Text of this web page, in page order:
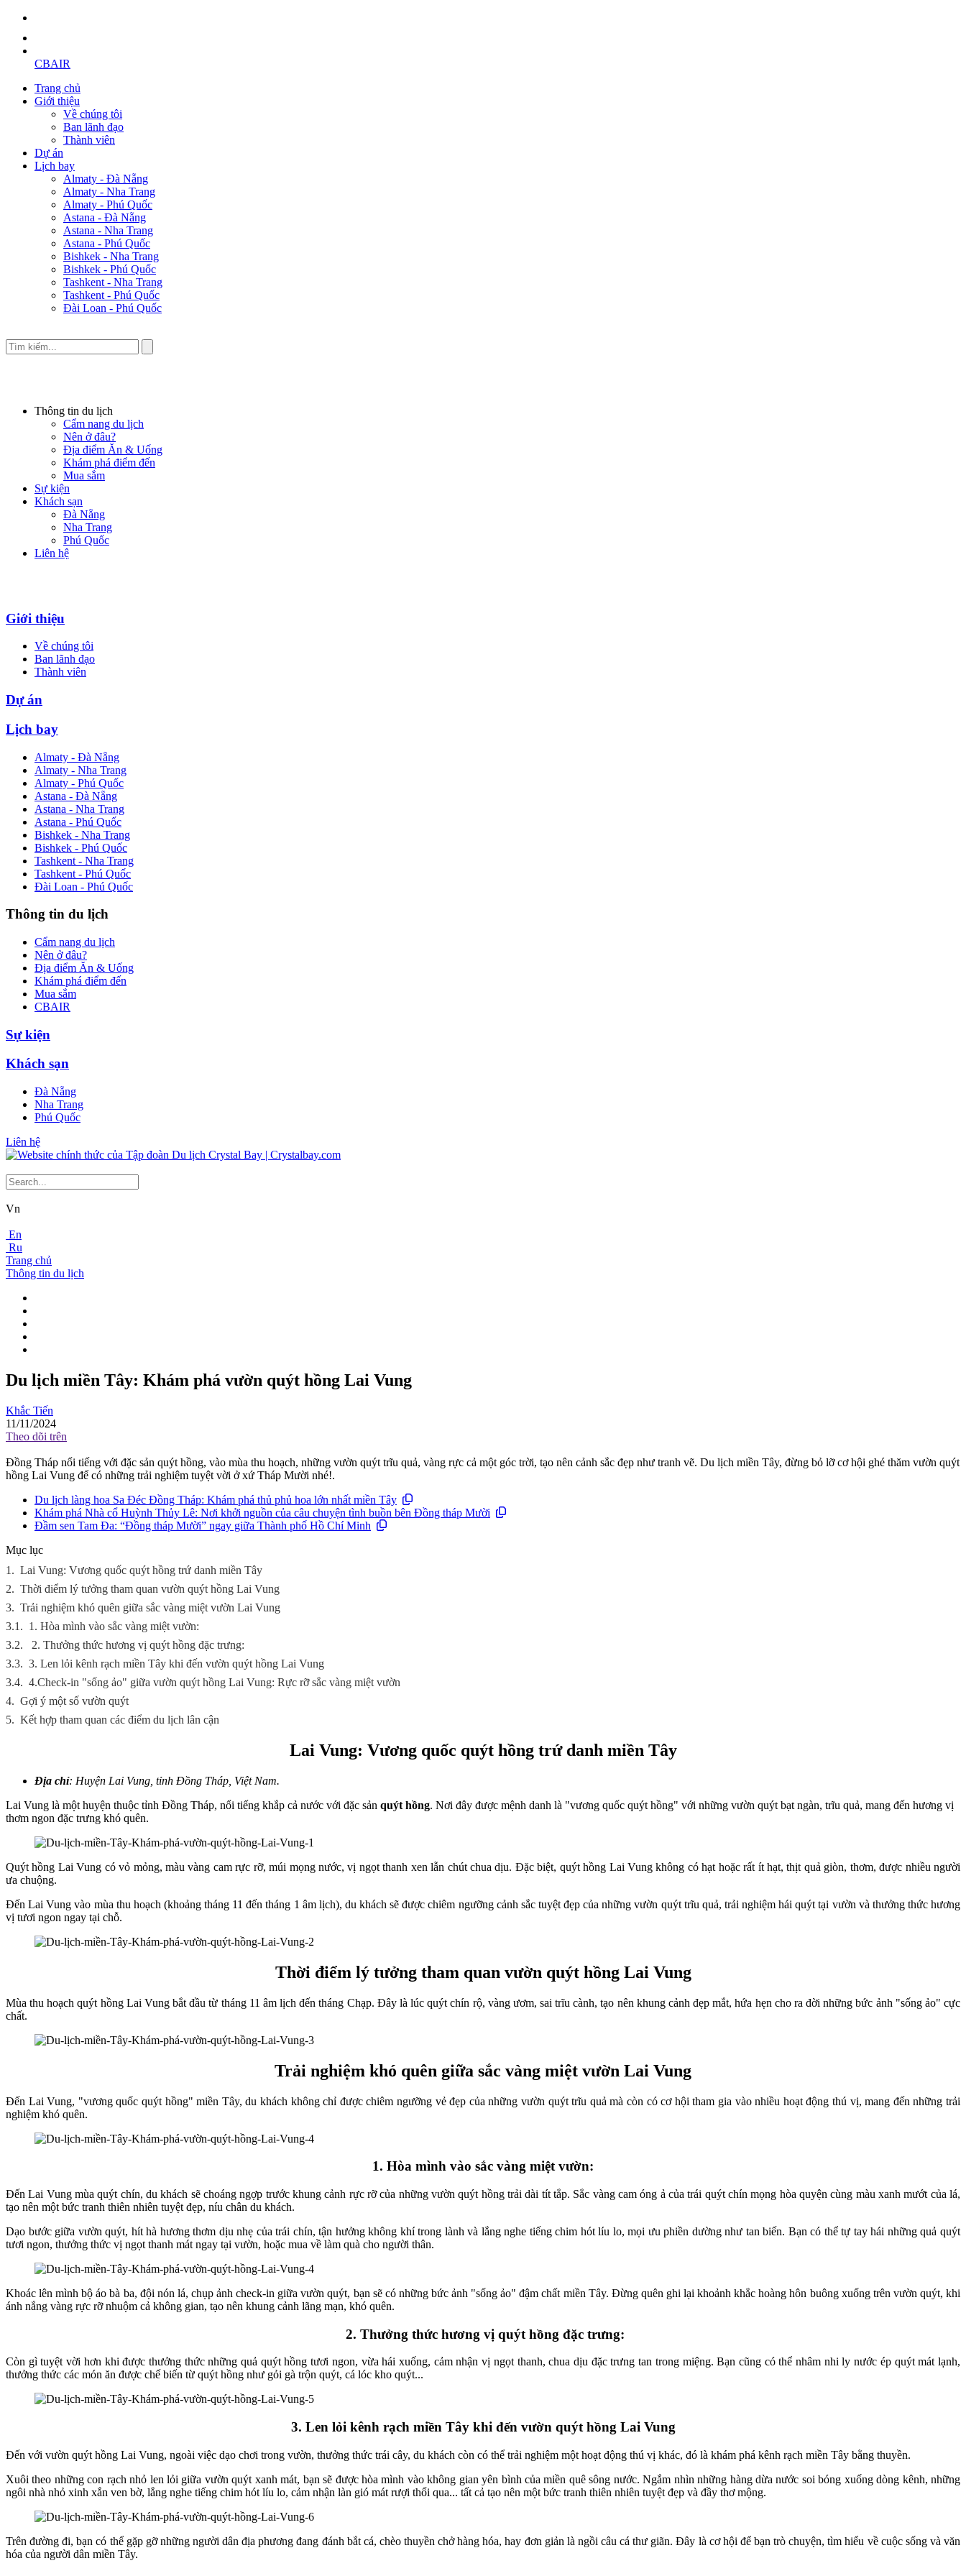
CBAIR
Trang chủ
Giới thiệu
Về chúng tôi
Ban lãnh đạo
Thành viên
Dự án
Lịch bay
Almaty - Đà Nẵng
Almaty - Nha Trang
Almaty - Phú Quốc
Astana - Đà Nẵng
Astana - Nha Trang
Astana - Phú Quốc
Bishkek - Nha Trang
Bishkek - Phú Quốc
Tashkent - Nha Trang
Tashkent - Phú Quốc
Đài Loan - Phú Quốc
Thông tin du lịch
Cẩm nang du lịch
Nên ở đâu?
Địa điểm Ăn & Uống
Khám phá điểm đến
Mua sắm
Sự kiện
Khách sạn
Đà Nẵng
Nha Trang
Phú Quốc
Liên hệ
Giới thiệu
Về chúng tôi
Ban lãnh đạo
Thành viên
Dự án
Lịch bay
Almaty - Đà Nẵng
Almaty - Nha Trang
Almaty - Phú Quốc
Astana - Đà Nẵng
Astana - Nha Trang
Astana - Phú Quốc
Bishkek - Nha Trang
Bishkek - Phú Quốc
Tashkent - Nha Trang
Tashkent - Phú Quốc
Đài Loan - Phú Quốc
Thông tin du lịch
Cẩm nang du lịch
Nên ở đâu?
Địa điểm Ăn & Uống
Khám phá điểm đến
Mua sắm
CBAIR
Sự kiện
Khách sạn
Đà Nẵng
Nha Trang
Phú Quốc
Liên hệ
Vn
En
Ru
Trang chủ
Thông tin du lịch
Du lịch miền Tây: Khám phá vườn quýt hồng Lai Vung
Khắc Tiến
11/11/2024
Theo dõi trên
Đồng Tháp nổi tiếng với đặc sản quýt hồng, vào mùa thu hoạch, những vườn quýt trĩu quả, vàng rực cả một góc trời, tạo nên cảnh sắc đẹp như tranh vẽ. Du lịch miền Tây, đừng bỏ lỡ cơ hội ghé thăm vườn quýt
hồng Lai Vung để có những trải nghiệm tuyệt vời ở xứ Tháp Mười nhé!.
Du lịch làng hoa Sa Đéc Đồng Tháp: Khám phá thủ phủ hoa lớn nhất miền Tây
Khám phá Nhà cổ Huỳnh Thủy Lê: Nơi khởi nguồn của câu chuyện tình buồn bên Đồng tháp Mười
Đầm sen Tam Đa: “Đồng tháp Mười” ngay giữa Thành phố Hồ Chí Minh
Mục lục
1. Lai Vung: Vương quốc quýt hồng trứ danh miền Tây
2. Thời điểm lý tưởng tham quan vườn quýt hồng Lai Vung
3. Trải nghiệm khó quên giữa sắc vàng miệt vườn Lai Vung
3.1. 1. Hòa mình vào sắc vàng miệt vườn:
3.2.
2. Thưởng thức hương vị quýt hồng đặc trưng:
3.3. 3. Len lỏi kênh rạch miền Tây khi đến vườn quýt hồng Lai Vung
3.4. 4.Check-in "sống ảo" giữa vườn quýt hồng Lai Vung: Rực rỡ sắc vàng miệt vườn
4. Gợi ý một số vườn quýt
5. Kết hợp tham quan các điểm du lịch lân cận
Lai Vung: Vương quốc quýt hồng trứ danh miền Tây
Địa chỉ: Huyện Lai Vung, tỉnh Đồng Tháp, Việt Nam.
Lai Vung là một huyện thuộc tỉnh Đồng Tháp, nổi tiếng khắp cả nước với đặc sản quýt hồng. Nơi đây được mệnh danh là "vương quốc quýt hồng" với những vườn quýt bạt ngàn, trĩu quả, mang đến hương vị
thơm ngon đặc trưng khó quên.
Quýt hồng Lai Vung có vỏ mỏng, màu vàng cam rực rỡ, múi mọng nước, vị ngọt thanh xen lẫn chút chua dịu. Đặc biệt, quýt hồng Lai Vung không có hạt hoặc rất ít hạt, thịt quả giòn, thơm, được nhiều người
ưa chuộng.
Đến Lai Vung vào mùa thu hoạch (khoảng tháng 11 đến tháng 1 âm lịch), du khách sẽ được chiêm ngưỡng cảnh sắc tuyệt đẹp của những vườn quýt trĩu quả, trải nghiệm hái quýt tại vườn và thưởng thức hương
vị tươi ngon ngay tại chỗ.
Thời điểm lý tưởng tham quan vườn quýt hồng Lai Vung
Mùa thu hoạch quýt hồng Lai Vung bắt đầu từ tháng 11 âm lịch đến tháng Chạp. Đây là lúc quýt chín rộ, vàng ươm, sai trĩu cành, tạo nên khung cảnh đẹp mắt, hứa hẹn cho ra đời những bức ảnh "sống ảo" cực
chất.
Trải nghiệm khó quên giữa sắc vàng miệt vườn Lai Vung
Đến Lai Vung, "vương quốc quýt hồng" miền Tây, du khách không chỉ được chiêm ngưỡng vẻ đẹp của những vườn quýt trĩu quả mà còn có cơ hội tham gia vào nhiều hoạt động thú vị, mang đến những trải
nghiệm khó quên.
1. Hòa mình vào sắc vàng miệt vườn:
Đến Lai Vung mùa quýt chín, du khách sẽ choáng ngợp trước khung cảnh rực rỡ của những vườn quýt hồng trải dài tít tắp. Sắc vàng cam óng ả của trái quýt chín mọng hòa quyện cùng màu xanh mướt của lá,
tạo nên một bức tranh thiên nhiên tuyệt đẹp, níu chân du khách.
Dạo bước giữa vườn quýt, hít hà hương thơm dịu nhẹ của trái chín, tận hưởng không khí trong lành và lắng nghe tiếng chim hót líu lo, mọi ưu phiền dường như tan biến. Bạn có thể tự tay hái những quả quýt
tươi ngon, thưởng thức vị ngọt thanh mát ngay tại vườn, hoặc mua về làm quà cho người thân.
Khoác lên mình bộ áo bà ba, đội nón lá, chụp ảnh check-in giữa vườn quýt, bạn sẽ có những bức ảnh "sống ảo" đậm chất miền Tây. Đừng quên ghi lại khoảnh khắc hoàng hôn buông xuống trên vườn quýt, khi
ánh nắng vàng rực rỡ nhuộm cả không gian, tạo nên khung cảnh lãng mạn, khó quên.
2. Thưởng thức hương vị quýt hồng đặc trưng:
Còn gì tuyệt vời hơn khi được thưởng thức những quả quýt hồng tươi ngon, vừa hái xuống, cảm nhận vị ngọt thanh, chua dịu đặc trưng tan trong miệng. Bạn cũng có thể nhâm nhi ly nước ép quýt mát lạnh,
thưởng thức các món ăn được chế biến từ quýt hồng như gỏi gà trộn quýt, cá lóc kho quýt...
3. Len lỏi kênh rạch miền Tây khi đến vườn quýt hồng Lai Vung
Đến với vườn quýt hồng Lai Vung, ngoài việc dạo chơi trong vườn, thưởng thức trái cây, du khách còn có thể trải nghiệm một hoạt động thú vị khác, đó là khám phá kênh rạch miền Tây bằng thuyền.
Xuôi theo những con rạch nhỏ len lỏi giữa vườn quýt xanh mát, bạn sẽ được hòa mình vào không gian yên bình của miền quê sông nước. Ngắm nhìn những hàng dừa nước soi bóng xuống dòng kênh, những
ngôi nhà nhỏ xinh xắn ven bờ, lắng nghe tiếng chim hót líu lo, cảm nhận làn gió mát rượi thổi qua... tất cả tạo nên một bức tranh thiên nhiên tuyệt đẹp và đầy thơ mộng.
Trên đường đi, bạn có thể gặp gỡ những người dân địa phương đang đánh bắt cá, chèo thuyền chở hàng hóa, hay đơn giản là ngồi câu cá thư giãn. Đây là cơ hội để bạn trò chuyện, tìm hiểu về cuộc sống và văn
hóa của người dân miền Tây.